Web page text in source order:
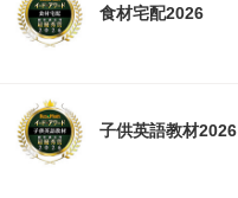
食材宅配2026
子供英語教材2026